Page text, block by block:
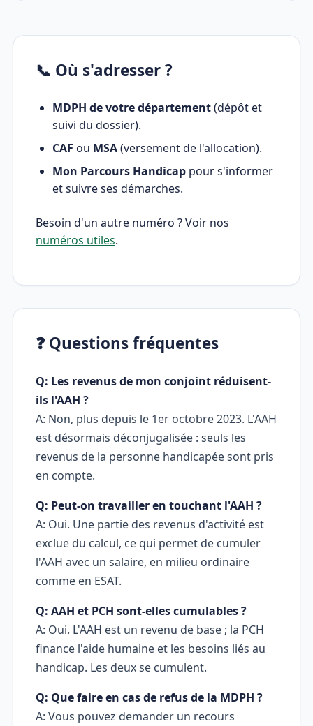
📞 Où s'adresser ?
MDPH de votre département(dépôt et
suivi du dossier).
CAF ou MSA(versement de l'allocation).
Mon Parcours Handicap pour s'informer
et suivre ses démarches.
Besoin d'un autre numéro ? Voir nos
numéros utiles.
❓ Questions fréquentes
Q: Les revenus de mon conjoint réduisent-
ils l'AAH ?
A: Non, plus depuis le 1er octobre 2023. L'AAH
est désormais déconjugalisée : seuls les
revenus de la personne handicapée sont pris
en compte.
Q: Peut-on travailler en touchant l'AAH ?
A: Oui. Une partie des revenus d'activité est
exclue du calcul, ce qui permet de cumuler
l'AAH avec un salaire, en milieu ordinaire
comme en ESAT.
Q: AAH et PCH sont-elles cumulables ?
A: Oui. L'AAH est un revenu de base ; la PCH
finance l'aide humaine et les besoins liés au
handicap. Les deux se cumulent.
Q: Que faire en cas de refus de la MDPH ?
A: Vous pouvez demander un recours